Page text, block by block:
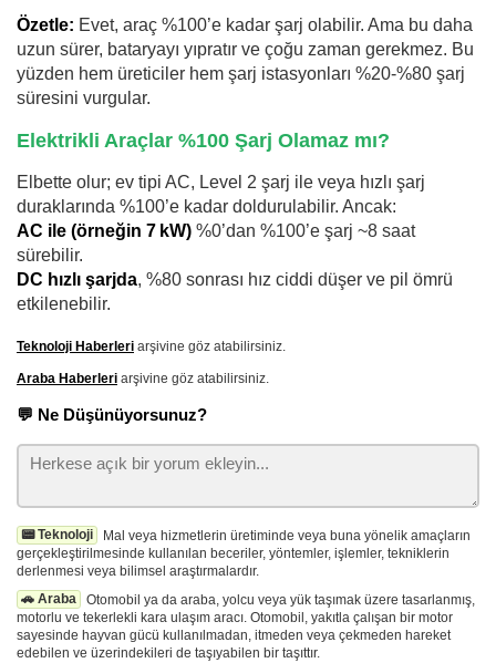
Özetle: Evet, araç %100’e kadar şarj olabilir. Ama bu daha
uzun sürer, bataryayı yıpratır ve çoğu zaman gerekmez. Bu
yüzden hem üreticiler hem şarj istasyonları %20-%80 şarj
süresini vurgular.
Elektrikli Araçlar %100 Şarj Olamaz mı?
Elbette olur; ev tipi AC, Level 2 şarj ile veya hızlı şarj
duraklarında %100’e kadar doldurulabilir. Ancak:
AC ile (örneğin 7 kW) %0’dan %100’e şarj ~8 saat
sürebilir.
DC hızlı şarjda, %80 sonrası hız ciddi düşer ve pil ömrü
etkilenebilir.
Teknoloji Haberleri arşivine göz atabilirsiniz.
Araba Haberleri arşivine göz atabilirsiniz.
💬 Ne Düşünüyorsunuz?
📟 Teknoloji
Mal veya hizmetlerin üretiminde veya buna yönelik amaçların
gerçekleştirilmesinde kullanılan beceriler, yöntemler, işlemler, tekniklerin
derlenmesi veya bilimsel araştırmalardır.
🚗 Araba
Otomobil ya da araba, yolcu veya yük taşımak üzere tasarlanmış,
motorlu ve tekerlekli kara ulaşım aracı. Otomobil, yakıtla çalışan bir motor
sayesinde hayvan gücü kullanılmadan, itmeden veya çekmeden hareket
edebilen ve üzerindekileri de taşıyabilen bir taşıttır.